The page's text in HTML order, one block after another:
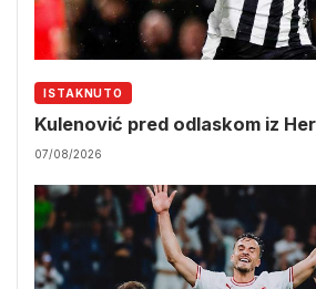
ISTAKNUTO
Kulenović pred odlaskom iz
07/08/2026